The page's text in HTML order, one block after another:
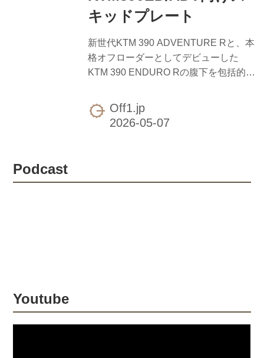
競技用途で乗るDR-Z4Sユーザーにとっ
ては優先度の高いプロテクションとい
えます。 国内ではDR-Z4Sの発売直後
ということもあり、補強系の...
キッドプレート
新世代KTM 390 ADVENTURE Rと、本
格オフローダーとしてデビューした
KTM 390 ENDURO Rの腹下を包括的に
キッドプレートが発表されました。
8mm厚の高密度ポリエチレンを採用
Off1.jp
Podcast
Youtube